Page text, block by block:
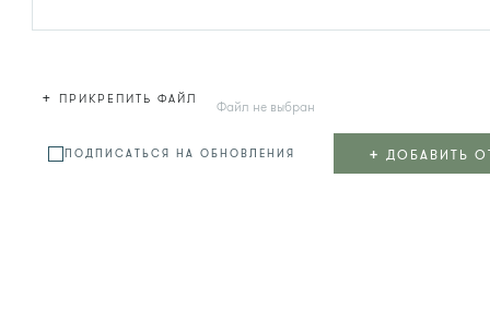
+ ПРИКРЕПИТЬ ФАЙЛ Файл не выбран
ПОДПИСАТЬСЯ НА ОБНОВЛЕНИЯ + ДОБАВИТЬ